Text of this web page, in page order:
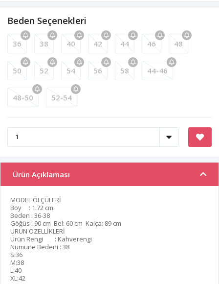
Beden Seçenekleri
36 38 40 42 44 46 48
50 52 54 56 58 44-46
48-50 52-54
Ürün Açıklaması
MODEL ÖLÇÜLERİ
Boy : 1.72 cm
Beden : 36-38
Göğüs : 90 cm Bel: 60 cm Kalça: 89 cm
ÜRÜN ÖZELLİKLERİ
Ürün Rengi : Kahverengi
Numune Bedeni : 38
S:36
M:38
L:40
XL:42